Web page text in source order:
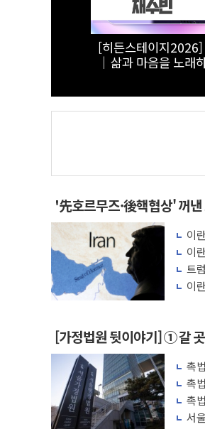
[스팟Live] 개혁신당·
찰개혁인가, 형사사
'先호르무즈·後핵협상' 꺼
이
이
짓"
트
이
[가정법원 뒷이야기] ① 갈
소년원으로
촉
촉
촉
체
서